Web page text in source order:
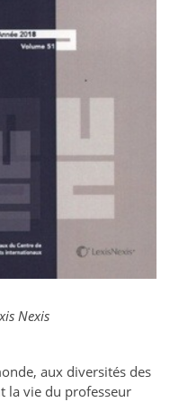
Nexis
aux diversités des
la vie du professeur